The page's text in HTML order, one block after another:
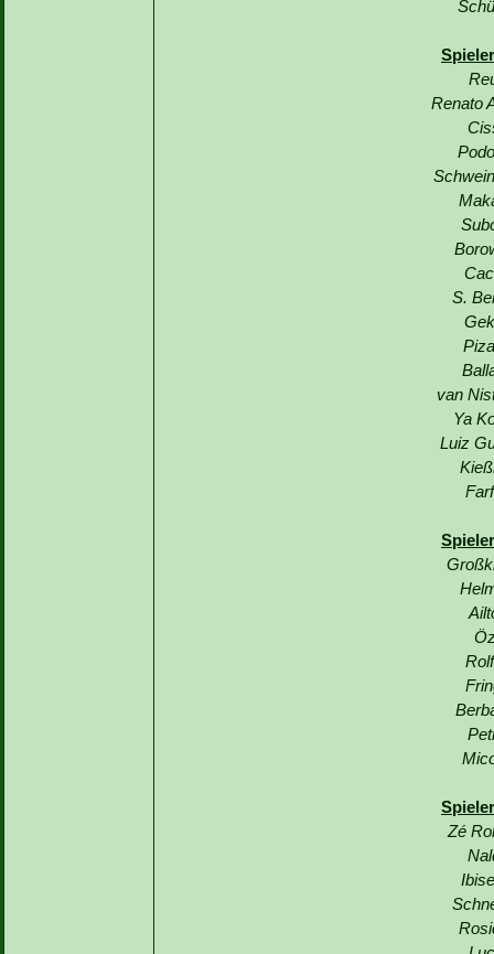
Renato
S.
van
Ya
Luiz
Zé